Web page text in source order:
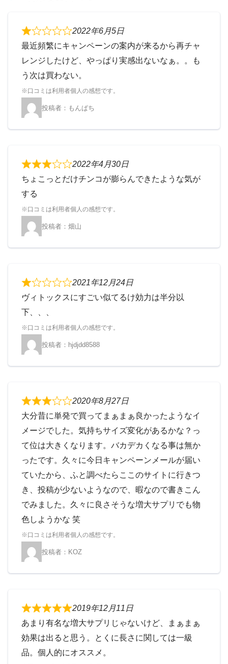
2022年6月5日
最近頻繁にキャンペーンの案内が来るから再チャ
レンジしたけど、やっぱり実感出ないなぁ。。も
う次は買わない。
もんぱち
2022年4月30日
ちょこっとだけチンコが膨らんできたような気が
する
畑山
2021年12月24日
ヴィトックスにすごい似てるけ効力は半分以
下、、、
hjdjdd8588
2020年8月27日
大分昔に単発で買ってまぁまぁ良かったようなイ
メージでした。気持ちサイズ変化があるかな？っ
て位は大きくなります。バカデカくなる事は無か
ったです。久々に今日キャンペーンメールが届い
ていたから、ふと調べたらここのサイトに行きつ
き、投稿が少ないようなので、暇なので書きこん
でみました。久々に良さそうな増大サプリでも物
色しようかな 笑
KOZ
2019年12月11日
あまり有名な増大サプリじゃないけど、まぁまぁ
効果は出ると思う。とくに長さに関しては一級
品。個人的にオススメ。